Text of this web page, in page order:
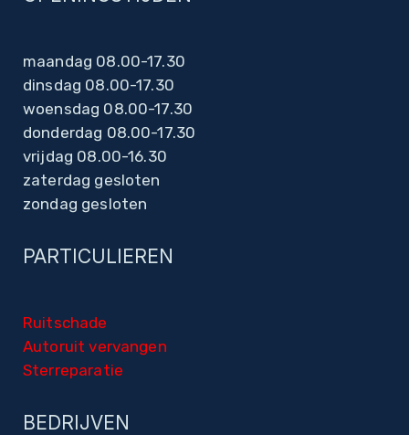
maandag 08.00-17.30
dinsdag 08.00-17.30
woensdag 08.00-17.30
donderdag 08.00-17.30
vrijdag 08.00-16.30
zaterdag gesloten
zondag gesloten
PARTICULIEREN
Ruitschade
Autoruit vervangen
Sterreparatie
BEDRIJVEN